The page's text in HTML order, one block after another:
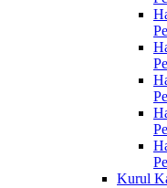
Kurul